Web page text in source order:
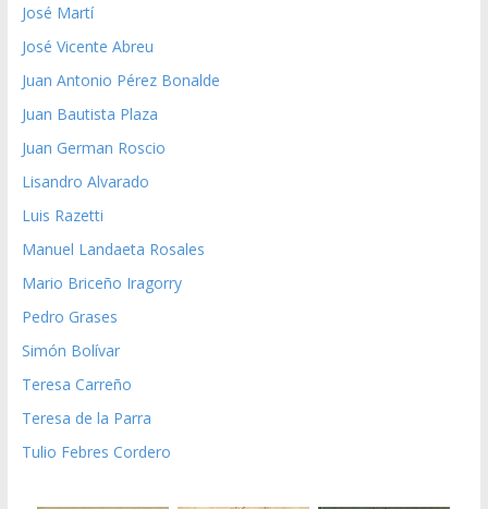
José Martí
José Vicente Abreu
Juan Antonio Pérez Bonalde
Juan Bautista Plaza
Juan German Roscio
Lisandro Alvarado
Luis Razetti
Manuel Landaeta Rosales
Mario Briceño Iragorry
Pedro Grases
Simón Bolívar
Teresa Carreño
Teresa de la Parra
Tulio Febres Cordero